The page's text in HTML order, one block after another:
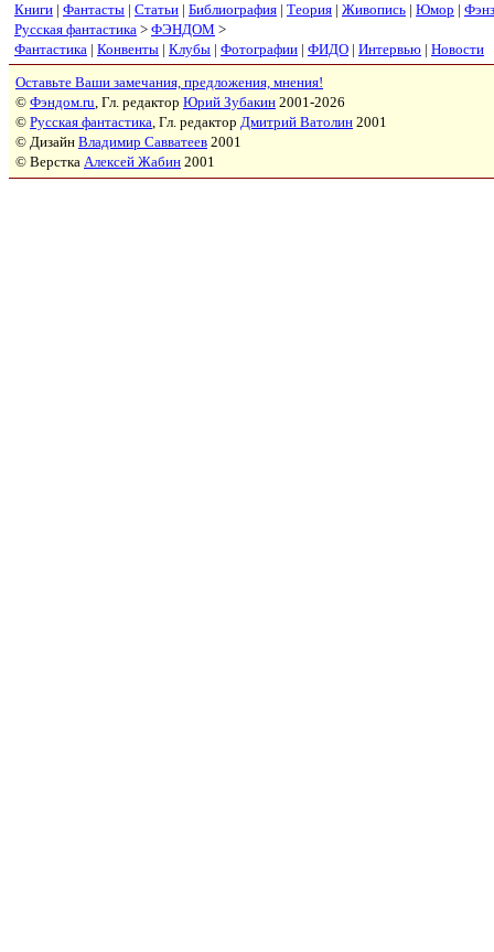
Книги | Фантасты | Статьи | Библиография | Теория | Живопись | Юмор |
Русская фантастика > ФЭНДОМ >
Фантастика | Конвенты | Клубы | Фотографии | ФИДО | Интервью | Новости
Оставьте Ваши замечания, предложения, мнения!
© Фэндом.ru, Гл. редактор Юрий Зубакин 2001-2026
© Русская фантастика, Гл. редактор Дмитрий Ватолин 2001
© Дизайн Владимир Савватеев 2001
© Верстка Алексей Жабин 2001